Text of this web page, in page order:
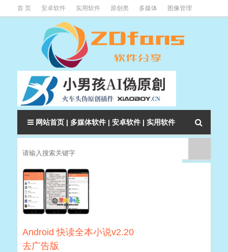
首 页 安卓软件 实用软件 原创类 多媒体 图像管理
下载类
网站首页 | 多媒体软件 | 安卓软件 | 实用软件
Android 快读全本小说v2.20
去广告版